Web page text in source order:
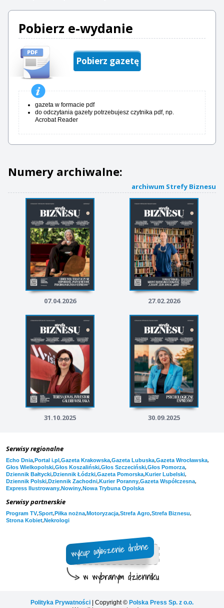
Pobierz e-wydanie
Pobierz gazetę
gazeta w formacie pdf
do odczytania gazety potrzebujesz czytnika pdf, np.
Acrobat Reader
Numery archiwalne:
archiwum Strefy Biznesu
07.04.2026 27.02.2026
31.10.2025 30.09.2025
Serwisy regionalne
Echo Dnia,Portal i.pl,Gazeta Krakowska,Gazeta Lubuska,Gazeta Wrocławska,
Głos Wielkopolski,Głos Koszaliński,Głos Szczeciński,Głos Pomorza,
Dziennik Bałtycki,Dziennik Łódzki,Gazeta Pomorska,Kurier Lubelski,
Dziennik Polski,Dziennik Zachodni,Kurier Poranny,Gazeta Współczesna,
Express Ilustrowany,Nowiny,Nowa Trybuna Opolska
Serwisy partnerskie
Program TV,Sport,Piłka nożna,Motoryzacja,Strefa Agro,Strefa Biznesu,
Strona Kobiet,Nekrologi
Polityka Prywatności | Copyright © Polska Press Sp. z o.o.